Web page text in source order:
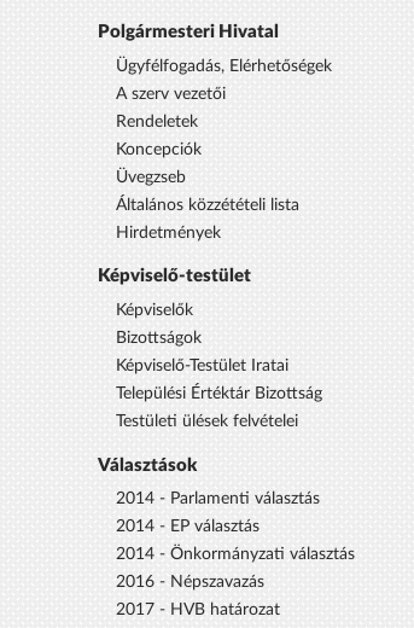
Polgármesteri Hivatal
Ügyfélfogadás, Elérhetőségek
A szerv vezetői
Rendeletek
Koncepciók
Üvegzseb
Általános közzétételi lista
Hirdetmények
Képviselő-testület
Képviselők
Bizottságok
Képviselő-Testület Iratai
Települési Értéktár Bizottság
Testületi ülések felvételei
Választások
2014 - Parlamenti választás
2014 - EP választás
2014 - Önkormányzati választás
2016 - Népszavazás
2017 - HVB határozat